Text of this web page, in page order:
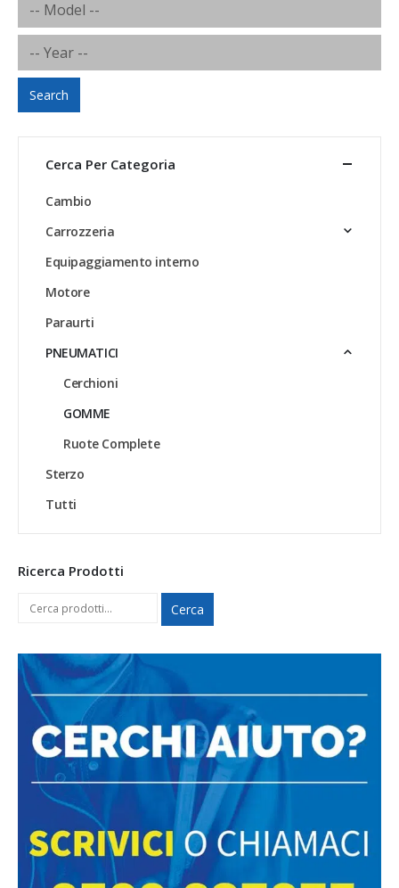
Search
Cerca Per Categoria
Cambio
Carrozzeria
Equipaggiamento interno
Motore
Paraurti
PNEUMATICI
Cerchioni
GOMME
Ruote Complete
Sterzo
Tutti
Ricerca Prodotti
Cerca